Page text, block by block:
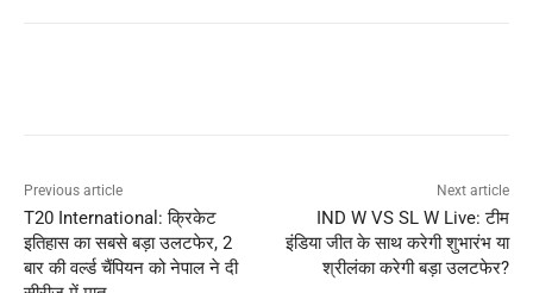
Previous article
T20 International: क्रिकेट
इतिहास का सबसे बड़ा उलटफेर, 2
बार की वर्ल्ड चैंपियन को नेपाल ने दी
Next article
IND W VS SL W Live: टीम
इंडिया जीत के साथ करेगी शुभारंभ या
श्रीलंका करेगी बड़ा उलटफेर?